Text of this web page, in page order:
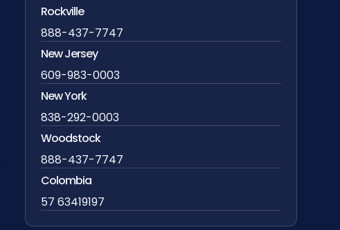
Rockville
888-437-7747
New Jersey
609-983-0003
New York
838-292-0003
Woodstock
888-437-7747
Colombia
57 63419197